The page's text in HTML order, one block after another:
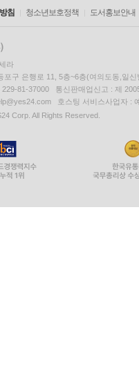
침 청소년보호정책 도서홍보안내
라
포구 은행로 11, 5층~6층(여의도동,일신
229-81-37000 통신판매업신고 : 제
호스팅 서비스사업자 :
Corp. All Rights Reserved.